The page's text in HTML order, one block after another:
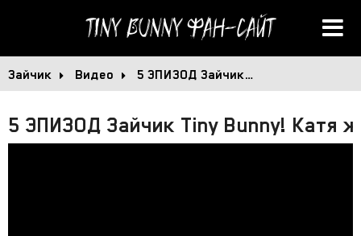
Tiny BunnyФан-сайт
Зайчик Видео 5 ЭПИЗОД Зайчик…
5 ЭПИЗОД Зайчик Tiny Bunny! Катя